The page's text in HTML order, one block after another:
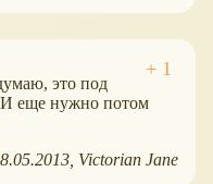
это под
еще нужно потом
Victorian Jane